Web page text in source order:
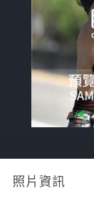
照片資訊